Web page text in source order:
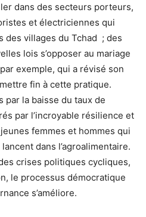
dans des secteurs porteurs,
et électriciennes qui
des villages du Tchad ; des
lois s’opposer au mariage
exemple, qui a révisé son
fin à cette pratique.
par la baisse du taux de
par l’incroyable résilience et
femmes et hommes qui
dans l’agroalimentaire.
crises politiques cycliques,
le processus démocratique
s’améliore.